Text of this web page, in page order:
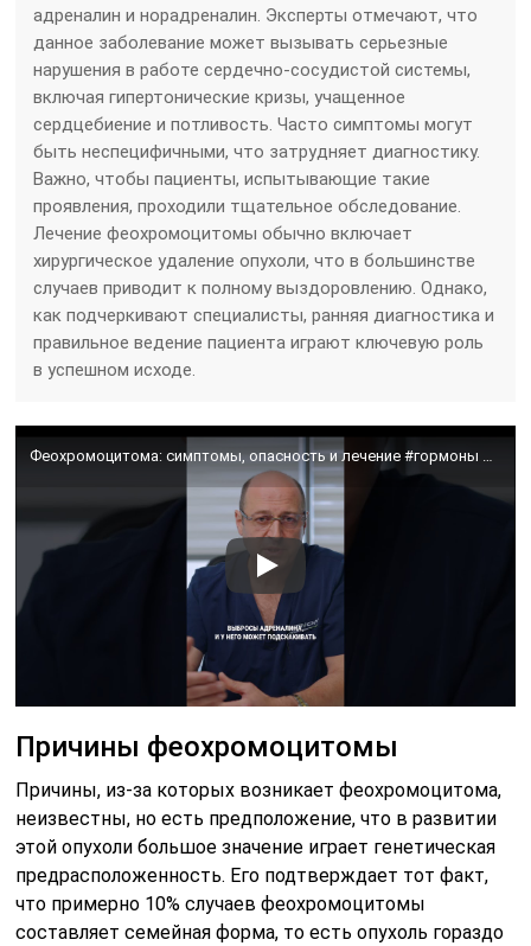
адреналин и норадреналин. Эксперты отмечают, что
данное заболевание может вызывать серьезные
нарушения в работе сердечно-сосудистой системы,
включая гипертонические кризы, учащенное
сердцебиение и потливость. Часто симптомы могут
быть неспецифичными, что затрудняет диагностику.
Важно, чтобы пациенты, испытывающие такие
проявления, проходили тщательное обследование.
Лечение феохромоцитомы обычно включает
хирургическое удаление опухоли, что в большинстве
случаев приводит к полному выздоровлению. Однако,
как подчеркивают специалисты, ранняя диагностика и
правильное ведение пациента играют ключевую роль
в успешном исходе.
Причины феохромоцитомы
Причины, из-за которых возникает феохромоцитома,
неизвестны, но есть предположение, что в развитии
этой опухоли большое значение играет генетическая
предрасположенность. Его подтверждает тот факт,
что примерно 10% случаев феохромоцитомы
составляет семейная форма, то есть опухоль гораздо